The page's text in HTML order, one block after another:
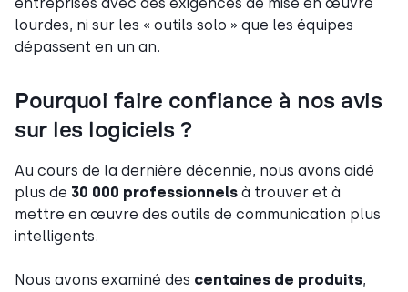
lourdes, ni sur les « outils solo » que les équipes
dépassent en un an.
Pourquoi faire confiance à nos avis
sur les logiciels ?
Au cours de la dernière décennie, nous avons aidé
plus de 30 000 professionnels à trouver et à
mettre en œuvre des outils de communication plus
intelligents.
Nous avons examiné des centaines de produits,